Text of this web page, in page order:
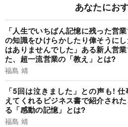
あなたにお
「人生でいちばん記憶に残った営
の知識をひけらかしたり偉そうに
はありませんでした」ある新人営
た、超一流営業の「教え」とは?
福島 靖
「5回は泣きました」との声も!
えてくれるビジネス書で紹介され
る「感動の記憶」とは?
福島 靖